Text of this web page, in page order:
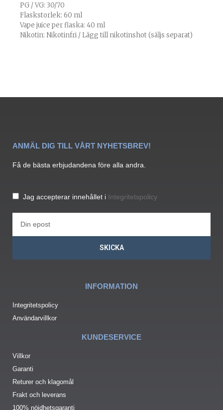
PG / VG: 30/70
Flaskstorlek: 60 ml
Vape juice per flaska: 40 ml
Nikotin: Nikotinfri / Lägg till nikotinshot (säljs separat)
ANMÄL DIG TILL VÅRT NYHETSBREV!
Få de bästa erbjudandena före alla andra.
Jag accepterar innehållet i Integritetspolicy
SKICKA
INFORMATION
Integritetspolicy
Användarvillkor
KUNDESERVICE
Villkor
Garanti
Returer och klagomål
Frakt och leverans
100% nöjdhetsgaranti